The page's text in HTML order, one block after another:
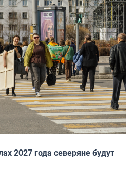
2027 года северяне будут